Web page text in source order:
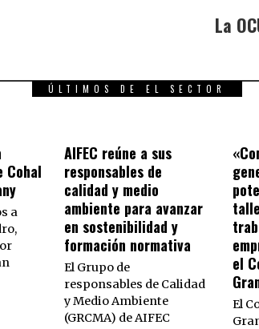
La
ÚLTIMOS DE EL SECTOR
Cohal
a
AIFEC reúne a sus
responsables de
calidad y medio
ambiente para avanzar
en sostenibilidad y
formación normativa
El Grupo de
responsables de Calidad
y Medio Ambiente
(GRCMA) de AIFEC
el
El